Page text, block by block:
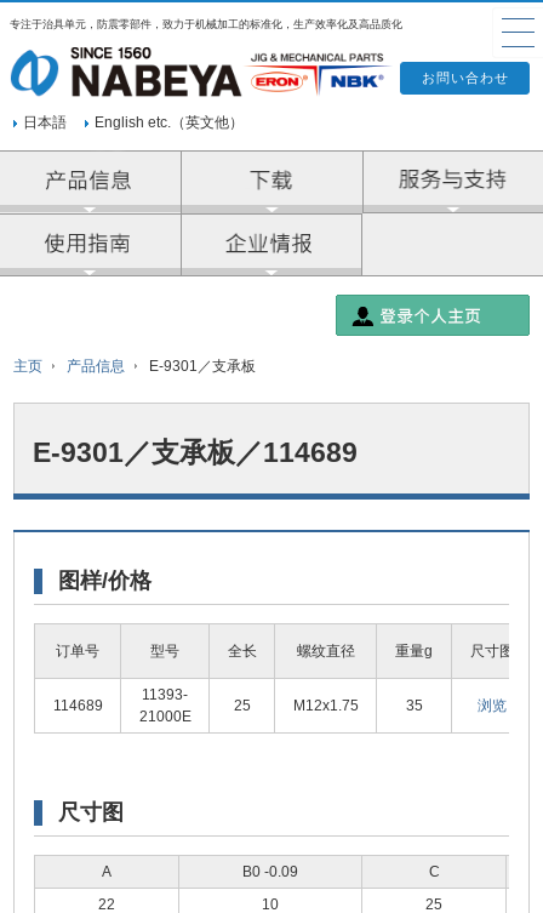
专注于治具单元，防震零部件，致力于机械加工的标准化，生产效率化及高品质化
日本語 English etc.（英文他）
主页 产品信息 E-9301／支承板
E-9301／支承板／114689
图样/价格
订单号 型号 全长 螺纹直径 重量g 尺寸图
114689
11393-
21000E
25 M12x1.75 35 浏览
尺寸图
A B0 -0.09 C
22 10 25